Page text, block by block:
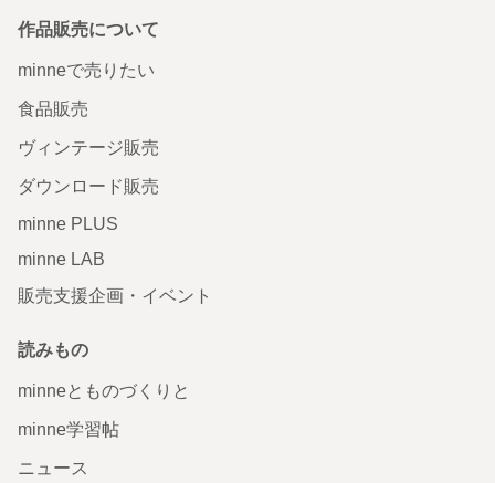
作品販売について
minneで売りたい
食品販売
ヴィンテージ販売
ダウンロード販売
minne PLUS
minne LAB
販売支援企画・イベント
読みもの
minneとものづくりと
minne学習帖
ニュース